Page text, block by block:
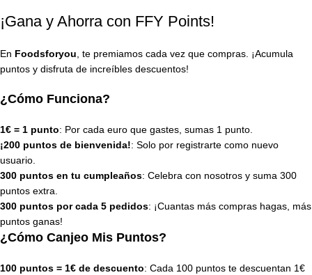
¡Gana y Ahorra con FFY Points!
En Foodsforyou, te premiamos cada vez que compras. ¡Acumula
puntos y disfruta de increíbles descuentos!
¿Cómo Funciona?
1€ = 1 punto: Por cada euro que gastes, sumas 1 punto.
¡200 puntos de bienvenida!: Solo por registrarte como nuevo
usuario.
300 puntos en tu cumpleaños: Celebra con nosotros y suma 300
puntos extra.
300 puntos por cada 5 pedidos: ¡Cuantas más compras hagas, más
puntos ganas!
¿Cómo Canjeo Mis Puntos?
100 puntos = 1€ de descuento: Cada 100 puntos te descuentan 1€